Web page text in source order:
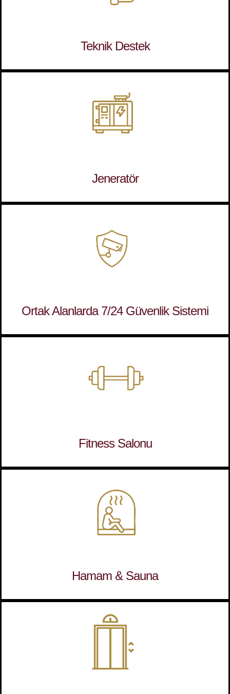
Teknik Destek
Jeneratör
Ortak Alanlarda 7/24 Güvenlik Sistemi
Fitness Salonu
Hamam & Sauna